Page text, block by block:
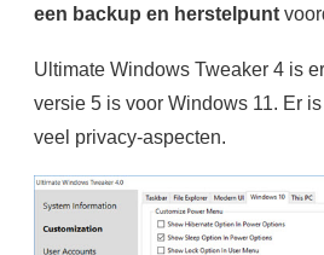
een backup en herstelpunt
Ultimate Windows Tweaker 4 is
versie 5 is voor Windows 11. Er
veel privacy-aspecten.